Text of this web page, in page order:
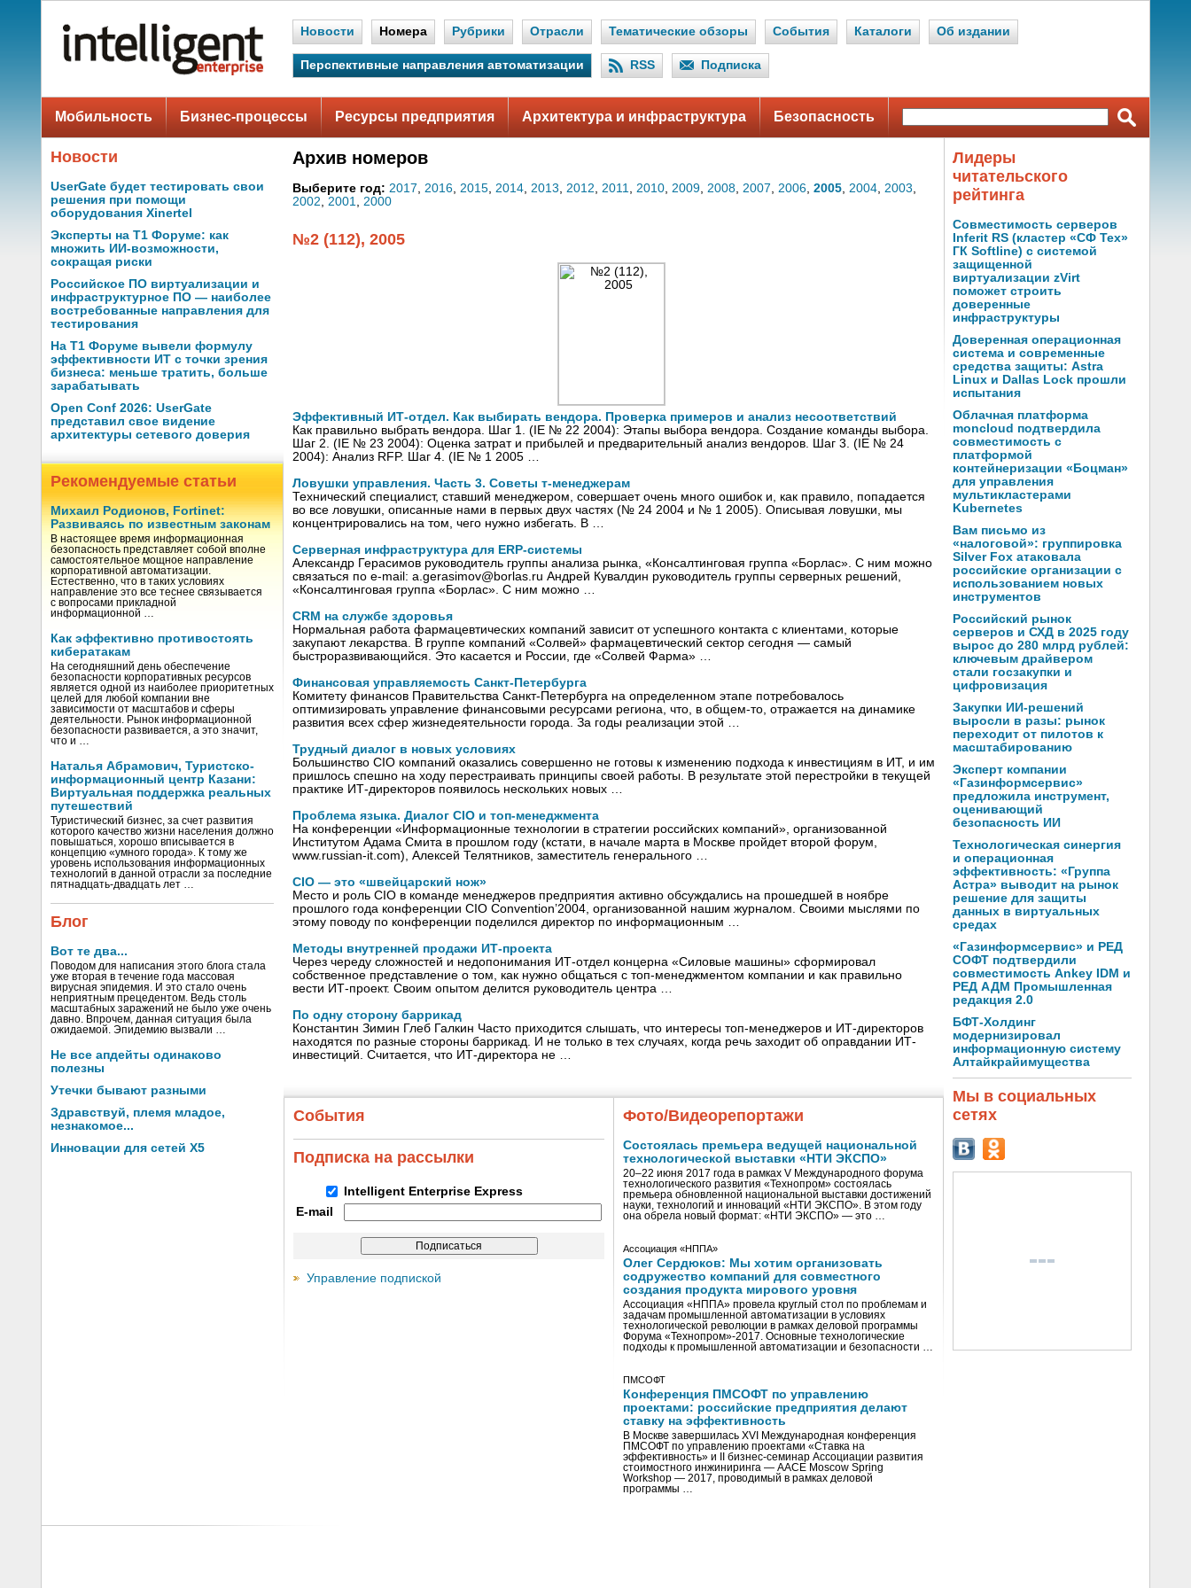
Новости Номера Рубрики Отрасли Тематические обзоры События Каталоги Об издании
Перспективные направления автоматизации RSS Подписка
Мобильность Бизнес-процессы Ресурсы предприятия Архитектура и инфраструктура Безопасность
Новости
UserGate будет тестировать свои
решения при помощи
оборудования Xinertel
Эксперты на Т1 Форуме: как
множить ИИ-возможности,
сокращая риски
Российское ПО виртуализации и
инфраструктурное ПО — наиболее
востребованные направления для
тестирования
На Т1 Форуме вывели формулу
эффективности ИТ с точки зрения
бизнеса: меньше тратить, больше
зарабатывать
Open Conf 2026: UserGate
представил свое видение
архитектуры сетевого доверия
Рекомендуемые статьи
Михаил Родионов, Fortinet:
Развиваясь по известным законам
В настоящее время информационная
безопасность представляет собой вполне
самостоятельное мощное направление
корпоративной автоматизации.
Естественно, что в таких условиях
направление это все теснее связывается
с вопросами прикладной
информационной …
Как эффективно противостоять
кибератакам
На сегодняшний день обеспечение
безопасности корпоративных ресурсов
является одной из наиболее приоритетных
целей для любой компании вне
зависимости от масштабов и сферы
деятельности. Рынок информационной
безопасности развивается, а это значит,
что и …
Наталья Абрамович, Туристско-
информационный центр Казани:
Виртуальная поддержка реальных
путешествий
Туристический бизнес, за счет развития
которого качество жизни населения должно
повышаться, хорошо вписывается в
концепцию «умного города». К тому же
уровень использования информационных
технологий в данной отрасли за последние
пятнадцать-двадцать лет …
Блог
Вот те два...
Поводом для написания этого блога стала
уже вторая в течение года массовая
вирусная эпидемия. И это стало очень
неприятным прецедентом. Ведь столь
масштабных заражений не было уже очень
давно. Впрочем, данная ситуация была
ожидаемой. Эпидемию вызвали …
Не все апдейты одинаково
полезны
Утечки бывают разными
Здравствуй, племя младое,
незнакомое...
Инновации для сетей X5
Архив номеров
Выберите год: 2017, 2016, 2015, 2014, 2013, 2012, 2011, 2010, 2009, 2008, 2007, 2006, 2005, 2004, 2003,
2002, 2001, 2000
№2 (112), 2005
Эффективный ИТ-отдел. Как выбирать вендора. Проверка примеров и анализ несоответствий
Как правильно выбрать вендора. Шаг 1. (IE № 22 2004): Этапы выбора вендора. Создание команды выбора.
Шаг 2. (IE № 23 2004): Оценка затрат и прибылей и предварительный анализ вендоров. Шаг 3. (IE № 24
2004): Анализ RFP. Шаг 4. (IE № 1 2005 …
Ловушки управления. Часть 3. Советы т-менеджерам
Технический специалист, ставший менеджером, совершает очень много ошибок и, как правило, попадается
во все ловушки, описанные нами в первых двух частях (№ 24 2004 и № 1 2005). Описывая ловушки, мы
концентрировались на том, чего нужно избегать. В …
Серверная инфраструктура для ERP-системы
Александр Герасимов руководитель группы анализа рынка, «Консалтинговая группа «Борлас». С ним можно
связаться по e-mail: a.gerasimov@borlas.ru Андрей Кувалдин руководитель группы серверных решений,
«Консалтинговая группа «Борлас». С ним можно …
CRM на службе здоровья
Нормальная работа фармацевтических компаний зависит от успешного контакта с клиентами, которые
закупают лекарства. В группе компаний «Солвей» фармацевтический сектор сегодня — самый
быстроразвивающийся. Это касается и России, где «Солвей Фарма» …
Финансовая управляемость Санкт-Петербурга
Комитету финансов Правительства Санкт-Петербурга на определенном этапе потребовалось
оптимизировать управление финансовыми ресурсами региона, что, в общем-то, отражается на динамике
развития всех сфер жизнедеятельности города. За годы реализации этой …
Трудный диалог в новых условиях
Большинство CIO компаний оказались совершенно не готовы к изменению подхода к инвестициям в ИТ, и им
пришлось спешно на ходу перестраивать принципы своей работы. В результате этой перестройки в текущей
практике ИТ-директоров появилось нескольких новых …
Проблема языка. Диалог CIO и топ-менеджмента
На конференции «Информационные технологии в стратегии российских компаний», организованной
Институтом Адама Смита в прошлом году (кстати, в начале марта в Москве пройдет второй форум,
www.russian-it.com), Алексей Телятников, заместитель генерального …
CIO — это «швейцарский нож»
Место и роль CIO в команде менеджеров предприятия активно обсуждались на прошедшей в ноябре
прошлого года конференции CIO Convention’2004, организованной нашим журналом. Своими мыслями по
этому поводу по конференции поделился директор по информационным …
Методы внутренней продажи ИТ-проекта
Через череду сложностей и недопонимания ИТ-отдел концерна «Силовые машины» сформировал
собственное представление о том, как нужно общаться с топ-менеджментом компании и как правильно
вести ИТ-проект. Своим опытом делится руководитель центра …
По одну сторону баррикад
Константин Зимин Глеб Галкин Часто приходится слышать, что интересы топ-менеджеров и ИТ-директоров
находятся по разные стороны баррикад. И не только в тех случаях, когда речь заходит об оправдании ИТ-
инвестиций. Считается, что ИТ-директора не …
События
Подписка на рассылки
Intelligent Enterprise Express
E-mail
Управление подпиской
Фото/Видеорепортажи
Состоялась премьера ведущей национальной
технологической выставки «НТИ ЭКСПО»
20–22 июня 2017 года в рамках V Международного форума
технологического развития «Технопром» состоялась
премьера обновленной национальной выставки достижений
науки, технологий и инноваций «НТИ ЭКСПО». В этом году
она обрела новый формат: «НТИ ЭКСПО» — это …
Ассоциация «НППА»
Олег Сердюков: Мы хотим организовать
содружество компаний для совместного
создания продукта мирового уровня
Ассоциация «НППА» провела круглый стол по проблемам и
задачам промышленной автоматизации в условиях
технологической революции в рамках деловой программы
Форума «Технопром»-2017. Основные технологические
подходы к промышленной автоматизации и безопасности …
ПМСОФТ
Конференция ПМСОФТ по управлению
проектами: российские предприятия делают
ставку на эффективность
В Москве завершилась XVI Международная конференция
ПМСОФТ по управлению проектами «Ставка на
эффективность» и II бизнес-семинар Ассоциации развития
стоимостного инжиниринга — AACE Moscow Spring
Workshop — 2017, проводимый в рамках деловой
программы …
Лидеры
читательского
рейтинга
Совместимость серверов
Inferit RS (кластер «СФ Тех»
ГК Softline) с системой
защищенной
виртуализации zVirt
поможет строить
доверенные
инфраструктуры
Доверенная операционная
система и современные
средства защиты: Astra
Linux и Dallas Lock прошли
испытания
Облачная платформа
moncloud подтвердила
совместимость с
платформой
контейнеризации «Боцман»
для управления
мультикластерами
Kubernetes
Вам письмо из
«налоговой»: группировка
Silver Fox атаковала
российские организации с
использованием новых
инструментов
Российский рынок
серверов и СХД в 2025 году
вырос до 280 млрд рублей:
ключевым драйвером
стали госзакупки и
цифровизация
Закупки ИИ-решений
выросли в разы: рынок
переходит от пилотов к
масштабированию
Эксперт компании
«Газинформсервис»
предложила инструмент,
оценивающий
безопасность ИИ
Технологическая синергия
и операционная
эффективность: «Группа
Астра» выводит на рынок
решение для защиты
данных в виртуальных
средах
«Газинформсервис» и РЕД
СОФТ подтвердили
совместимость Ankey IDM и
РЕД АДМ Промышленная
редакция 2.0
БФТ-Холдинг
модернизировал
информационную систему
Алтайкрайимущества
Мы в социальных
сетях